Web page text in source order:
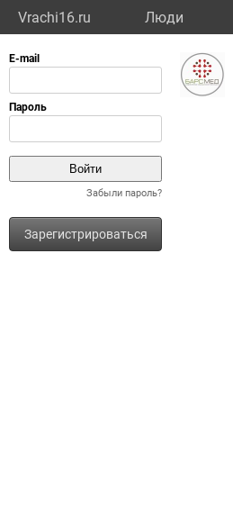
Vrachi16.ru Люди
Забыли пароль?
Зарегистрироваться